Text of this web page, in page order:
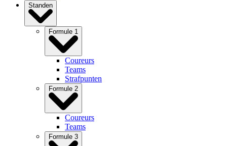
Standen
Formule 1
Coureurs
Teams
Strafpunten
Formule 2
Coureurs
Teams
Formule 3